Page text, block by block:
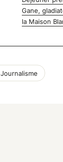
Gane,
la Maison
Journalisme